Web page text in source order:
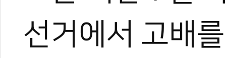
선거에서 고배